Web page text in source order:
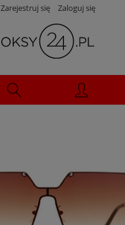
Zarejestruj się Zaloguj się